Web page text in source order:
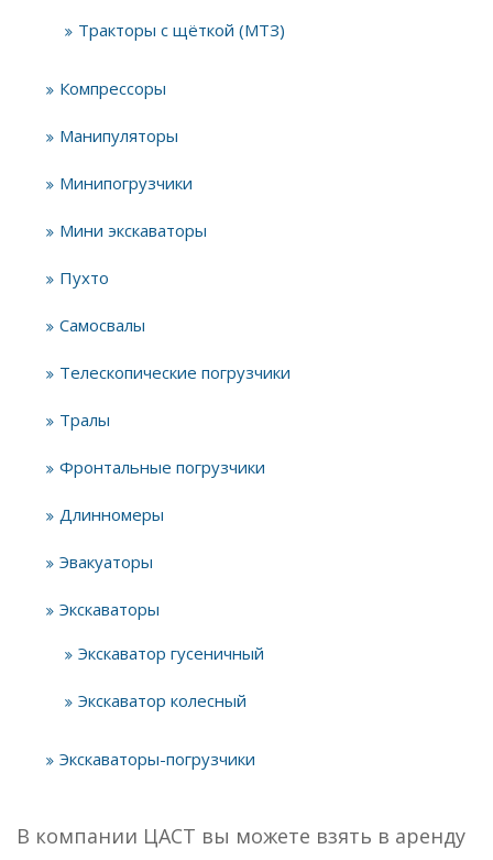
Тракторы с щёткой (МТЗ)
Компрессоры
Манипуляторы
Минипогрузчики
Мини экскаваторы
Пухто
Самосвалы
Телескопические погрузчики
Тралы
Фронтальные погрузчики
Длинномеры
Эвакуаторы
Экскаваторы
Экскаватор гусеничный
Экскаватор колесный
Экскаваторы-погрузчики
В компании ЦАСТ вы можете взять в аренду